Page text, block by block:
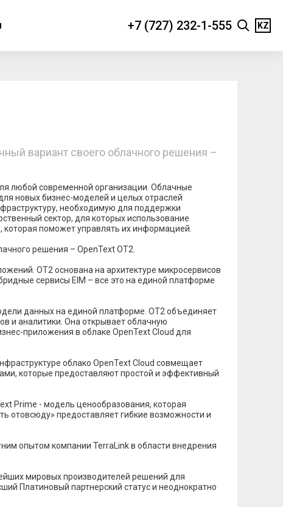
+7 (727) 232-1-555 KZ
вариант своего облачного решения –
любой современной организации. Облачные
новых бизнес-моделей и целых отраслей
необходимую для поддержки
сектор, для которых использование
поможет управлять их информацией.
решения – OpenText OT2.
OT2 основана на архитектуре микросервисов
сервисы EIM – все это на единой платформе
данных на единой платформе. OT2 объединяет
и аналитики. Она открывает облачную
приложения в облаке OpenText Cloud для
облако OpenText Cloud совмещает
которые предоставляют простой и эффективный
Prime - модель ценообразования, которая
отовсюду» предоставляет гибкие возможности и
опытом компании TerraLink в области внедрения
мировых производителей решений для
Платиновый партнерский статус и неоднократно